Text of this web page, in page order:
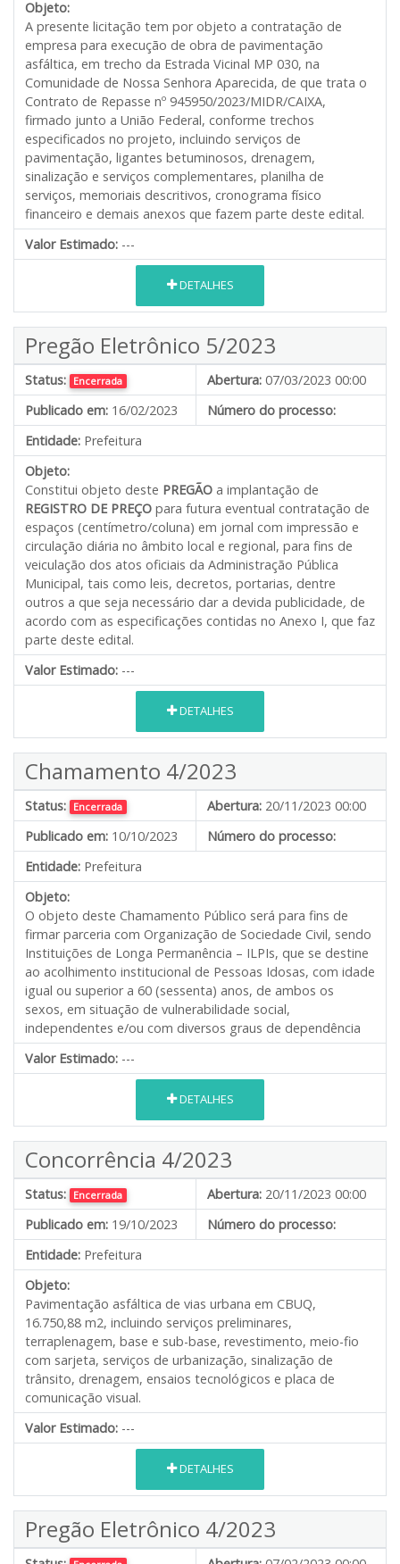
Objeto:
A presente licitação tem por objeto a contratação de
empresa para execução de obra de pavimentação
asfáltica, em trecho da Estrada Vicinal MP 030, na
Comunidade de Nossa Senhora Aparecida, de que trata o
Contrato de Repasse nº 945950/2023/MIDR/CAIXA,
firmado junto a União Federal, conforme trechos
especificados no projeto, incluindo serviços de
pavimentação, ligantes betuminosos, drenagem,
sinalização e serviços complementares, planilha de
serviços, memoriais descritivos, cronograma físico
financeiro e demais anexos que fazem parte deste edital.
Valor Estimado: ---
DETALHES
Pregão Eletrônico 5/2023
Status: Encerrada Abertura: 07/03/2023 00:00
Publicado em: 16/02/2023
Número do processo:
Entidade: Prefeitura
Objeto:
Constitui objeto deste PREGÃO a implantação de
REGISTRO DE PREÇO para futura eventual contratação de
espaços (centímetro/coluna) em jornal com impressão e
circulação diária no âmbito local e regional, para fins de
veiculação dos atos oficiais da Administração Pública
Municipal, tais como leis, decretos, portarias, dentre
outros a que seja necessário dar a devida publicidade, de
acordo com as especificações contidas no Anexo I, que faz
parte deste edital.
Valor Estimado: ---
DETALHES
Chamamento 4/2023
Status: Encerrada Abertura: 20/11/2023 00:00
Publicado em: 10/10/2023
Número do processo:
Entidade: Prefeitura
Objeto:
O objeto deste Chamamento Público será para fins de
firmar parceria com Organização de Sociedade Civil, sendo
Instituições de Longa Permanência – ILPIs, que se destine
ao acolhimento institucional de Pessoas Idosas, com idade
igual ou superior a 60 (sessenta) anos, de ambos os
sexos, em situação de vulnerabilidade social,
independentes e/ou com diversos graus de dependência
Valor Estimado: ---
DETALHES
Concorrência 4/2023
Status: Encerrada Abertura: 20/11/2023 00:00
Publicado em: 19/10/2023
Número do processo:
Entidade: Prefeitura
Objeto:
Pavimentação asfáltica de vias urbana em CBUQ,
16.750,88 m2, incluindo serviços preliminares,
terraplenagem, base e sub-base, revestimento, meio-fio
com sarjeta, serviços de urbanização, sinalização de
trânsito, drenagem, ensaios tecnológicos e placa de
comunicação visual.
Valor Estimado: ---
DETALHES
Pregão Eletrônico 4/2023